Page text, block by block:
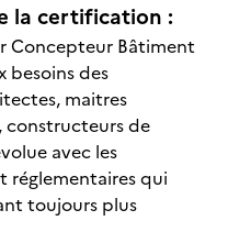
la certification :
Concepteur Bâtiment
besoins des
maitres
constructeurs de
avec les
réglementaires qui
toujours plus